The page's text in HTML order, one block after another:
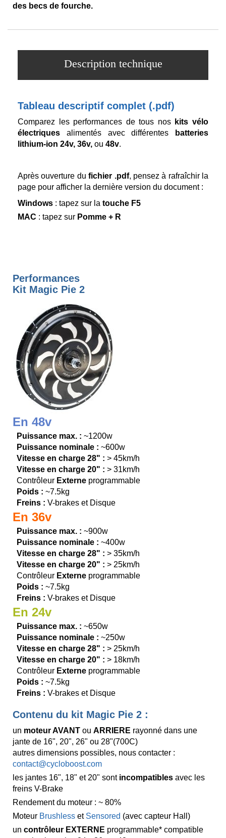
des becs de fourche.
Description technique
Tableau descriptif complet (.pdf)
Comparez les performances de tous noskits vélo
électriques alimentés avec différentes
batteries
lithium-ion 24v, 36v, ou 48v.
Après ouverture du fichier .pdf, pensez à rafraîchir la
page pour afficher la dernière version du document :
Windows : tapez sur la touche F5
MAC : tapez sur Pomme + R
Performances
Kit Magic Pie 2
En 48v
Puissance max. : ~1200w
Puissance nominale : ~600w
Vitesse en charge 28" : > 45km/h
Vitesse en charge 20" : > 31km/h
Contrôleur Externe programmable
Poids : ~7.5kg
Freins : V-brakes et Disque
En 36v
Puissance max. : ~900w
Puissance nominale : ~400w
Vitesse en charge 28" : > 35km/h
Vitesse en charge 20" : > 25km/h
Contrôleur Externe programmable
Poids : ~7.5kg
Freins : V-brakes et Disque
En 24v
Puissance max. : ~650w
Puissance nominale : ~250w
Vitesse en charge 28" : > 25km/h
Vitesse en charge 20" : > 18km/h
Contrôleur Externe programmable
Poids : ~7.5kg
Freins : V-brakes et Disque
Contenu du kit Magic Pie 2 :
un moteur AVANT ou ARRIERE rayonné dans une
jante de 16", 20", 26" ou 28"(700C)
autres dimensions possibles, nous contacter :
contact@cycloboost.com
les jantes 16", 18" et 20" sont incompatibles avec les
freins V-Brake
Rendement du moteur : ~ 80%
Moteur Brushless et Sensored (avec capteur Hall)
un contrôleur EXTERNE programmable* compatible